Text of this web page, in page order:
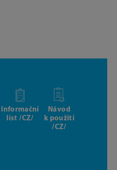
Informační
list /CZ/
Návod
k použití
/CZ/